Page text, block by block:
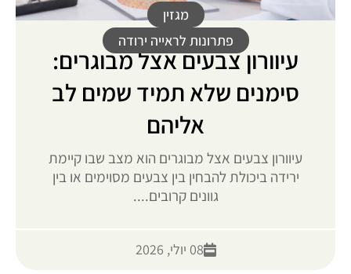
מגזין
פתרונות לראייה ירודה
עיוורון צבעים אצל מבוגרים:
סימנים שלא תמיד שמים לב
אליהם
עיוורון צבעים אצל מבוגרים הוא מצב שבו קיימת
ירידה ביכולת להבחין בין צבעים מסוימים או בין
גוונים קרובים....
08 יולי, 2026